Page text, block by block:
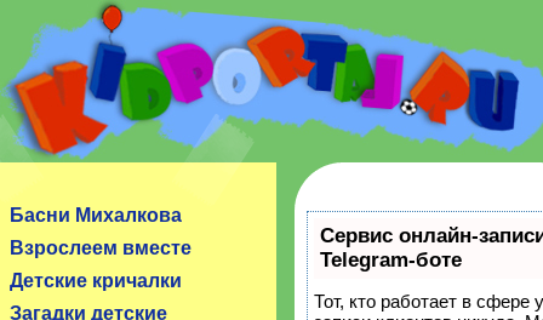
Сайт посвящен детям, их родителям, учителям и
Басни Михалкова
Взрослеем вместе
Детские кричалки
Загадки детские
Сервис онлайн-
Telegram-боте
Тот, кто работает в сфере